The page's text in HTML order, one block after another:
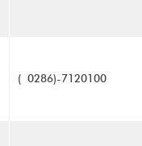
( 0286)-7120100